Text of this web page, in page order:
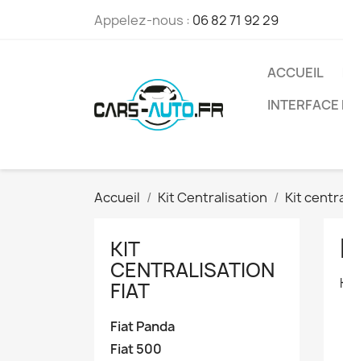
Appelez-nous : 06 82 71 92 29
ACCUEIL
Accueil Kit Centralisation Kit
KIT
CENTRALISATION
FIAT
Fiat Panda
Fiat 500